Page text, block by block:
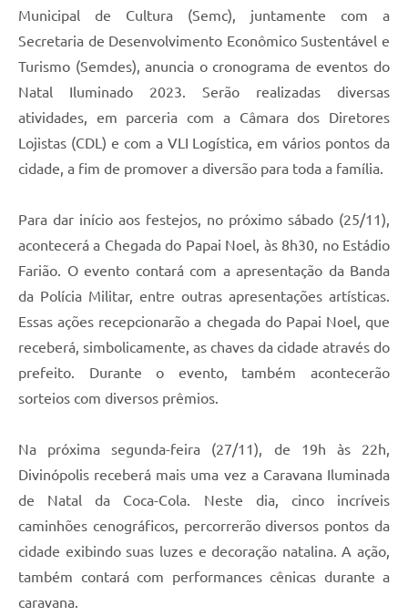
Municipal de Cultura (Semc), juntamente com a
Secretaria de Desenvolvimento Econômico Sustentável e
Turismo (Semdes), anuncia o cronograma de eventos do
Natal Iluminado 2023. Serão realizadas diversas
atividades, em parceria com a Câmara dos Diretores
Lojistas (CDL) e com a VLI Logística, em vários pontos da
cidade, a fim de promover a diversão para toda a família.
Para dar início aos festejos, no próximo sábado (25/11),
acontecerá a Chegada do Papai Noel, às 8h30, no Estádio
Farião. O evento contará com a apresentação da Banda
da Polícia Militar, entre outras apresentações artísticas.
Essas ações recepcionarão a chegada do Papai Noel, que
receberá, simbolicamente, as chaves da cidade através do
prefeito. Durante o evento, também acontecerão
sorteios com diversos prêmios.
Na próxima segunda-feira (27/11), de 19h às 22h,
Divinópolis receberá mais uma vez a Caravana Iluminada
de Natal da Coca-Cola. Neste dia, cinco incríveis
caminhões cenográficos, percorrerão diversos pontos da
cidade exibindo suas luzes e decoração natalina. A ação,
também contará com performances cênicas durante a
caravana.